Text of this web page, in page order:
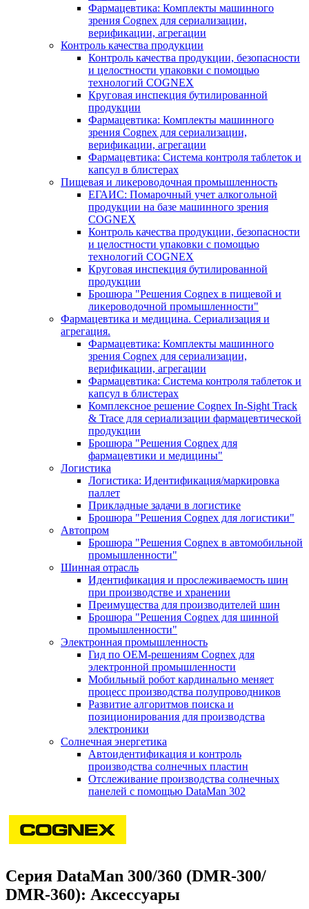
Фармацевтика: Комплекты машинного
зрения Cognex для сериализации,
верификации, агрегации
Контроль качества продукции
Контроль качества продукции, безопасности
и целостности упаковки с помощью
технологий COGNEX
Круговая инспекция бутилированной
продукции
Фармацевтика: Комплекты машинного
зрения Cognex для сериализации,
верификации, агрегации
Фармацевтика: Система контроля таблеток и
капсул в блистерах
Пищевая и ликероводочная промышленность
ЕГАИС: Помарочный учет алкогольной
продукции на базе машинного зрения
COGNEX
Контроль качества продукции, безопасности
и целостности упаковки с помощью
технологий COGNEX
Круговая инспекция бутилированной
продукции
Брошюра "Решения Cognex в пищевой и
ликероводочной промышленности"
Фармацевтика и медицина. Сериализация и
агрегация.
Фармацевтика: Комплекты машинного
зрения Cognex для сериализации,
верификации, агрегации
Фармацевтика: Система контроля таблеток и
капсул в блистерах
Комплексное решение Cognex In-Sight Track
& Trace для сериализации фармацевтической
продукции
Брошюра "Решения Cognex для
фармацевтики и медицины"
Логистика
Логистика: Идентификация/маркировка
паллет
Прикладные задачи в логистике
Брошюра "Решения Cognex для логистики"
Автопром
Брошюра "Решения Cognex в автомобильной
промышленности"
Шинная отрасль
Идентификация и прослеживаемость шин
при производстве и хранении
Преимущества для производителей шин
Брошюра "Решения Cognex для шинной
промышленности"
Электронная промышленность
Гид по ОЕМ-решениям Cognex для
электронной промышленности
Мобильный робот кардинально меняет
процесс производства полупроводников
Развитие алгоритмов поиска и
позиционирования для производства
электроники
Солнечная энергетика
Автоидентификация и контроль
производства солнечных пластин
Отслеживание производства солнечных
панелей с помощью DataMan 302
Серия DataMan 300/360 (DMR-300/
DMR-360): Аксессуары